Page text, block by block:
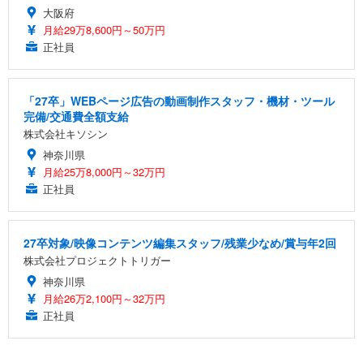
大阪府
月給29万8,600円～50万円
正社員
「27卒」WEBページ広告の動画制作スタッフ・機材・ツール
完備/交通費全額支給
株式会社キソシン
神奈川県
月給25万8,000円～32万円
正社員
27卒対象/映像コンテンツ編集スタッフ/残業少なめ/賞与年2回
株式会社プロジェクトトリガー
神奈川県
月給26万2,100円～32万円
正社員